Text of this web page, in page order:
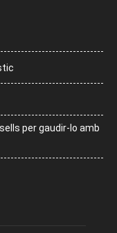
per gaudir-lo amb